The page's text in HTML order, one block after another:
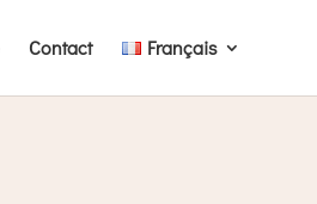
Contact Français